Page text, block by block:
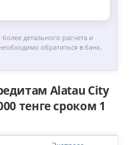
детального расчета и
обратиться в банк.
Alatau City
тенге сроком 1